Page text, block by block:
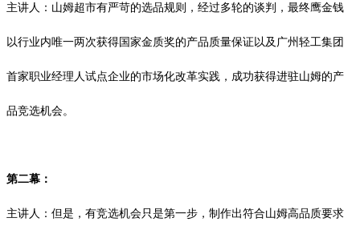
主讲人：山姆超市有严苛的选品规则，经过多轮的谈判，最终鹰金钱
以行业内唯一两次获得国家金质奖的产品质量保证以及广州轻工集团
首家职业经理人试点企业的市场化改革实践，成功获得进驻山姆的产
品竞选机会。
第二幕：
主讲人：但是，有竞选机会只是第一步，制作出符合山姆高品质要求